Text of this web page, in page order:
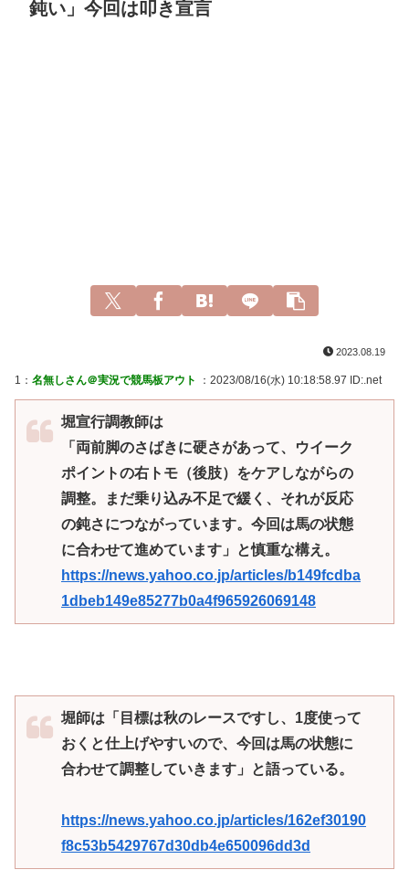
鈍い」今回は叩き宣言
2023.08.19
1： 名無しさん＠実況で競馬板アウト ：2023/08/16(水) 10:18:58.97 ID:.net
堀宣行調教師は
「両前脚のさばきに硬さがあって、ウイーク
ポイントの右トモ（後肢）をケアしながらの
調整。まだ乗り込み不足で緩く、それが反応
の鈍さにつながっています。今回は馬の状態
に合わせて進めています」と慎重な構え。
https://news.yahoo.co.jp/articles/b149fcdba
1dbeb149e85277b0a4f965926069148
堀師は「目標は秋のレースですし、1度使って
おくと仕上げやすいので、今回は馬の状態に
合わせて調整していきます」と語っている。
https://news.yahoo.co.jp/articles/162ef30190
f8c53b5429767d30db4e650096dd3d